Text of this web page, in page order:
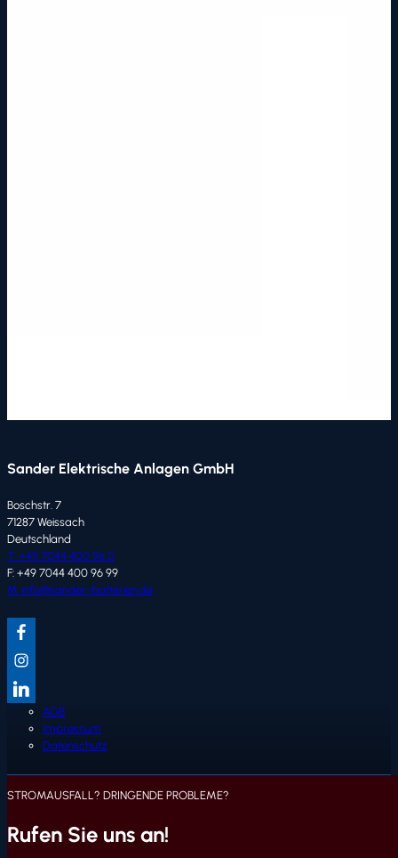
Sander Elektrische Anlagen GmbH
Boschstr. 7
71287 Weissach
Deutschland
T: +49 7044 400 96 0
F: +49 7044 400 96 99
M: info@sander-batterien.de
AGB
Impressum
Datenschutz
Rufen Sie uns an!
STROMAUSFALL? DRINGENDE PROBLEME?